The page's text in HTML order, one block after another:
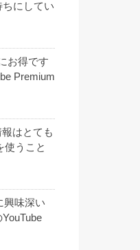
ちにしてい
お得です
Premium
報はとても
使うこと
興味深い